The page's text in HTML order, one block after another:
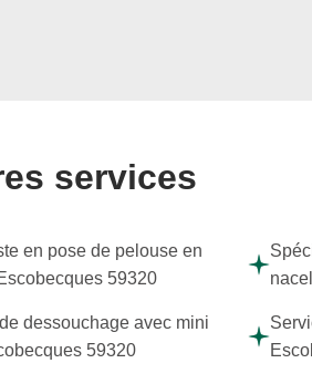
services
en pose de pelouse en
59320
dessouchage avec mini
59320